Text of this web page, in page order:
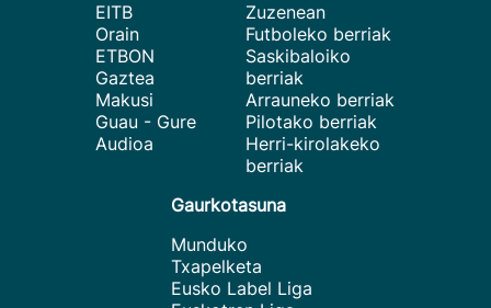
EITB
Orain
ETBON
Gaztea
Makusi
Guau - Gure
Audioa
Zuzenean
Futboleko berriak
Saskibaloiko
berriak
Arrauneko berriak
Pilotako berriak
Herri-kirolakeko
berriak
Gaurkotasuna
Munduko
Txapelketa
Eusko Label Liga